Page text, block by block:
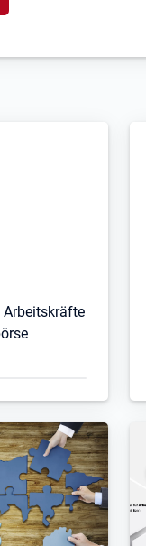
Arbeitskräfte